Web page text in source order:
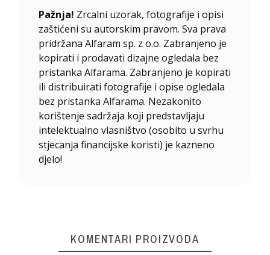
Pažnja! Zrcalni uzorak, fotografije i opisi
zaštićeni su autorskim pravom. Sva prava
pridržana Alfaram sp. z o.o. Zabranjeno je
kopirati i prodavati dizajne ogledala bez
pristanka Alfarama. Zabranjeno je kopirati
ili distribuirati fotografije i opise ogledala
bez pristanka Alfarama. Nezakonito
korištenje sadržaja koji predstavljaju
intelektualno vlasništvo (osobito u svrhu
stjecanja financijske koristi) je kazneno
djelo!
KOMENTARI PROIZVODA